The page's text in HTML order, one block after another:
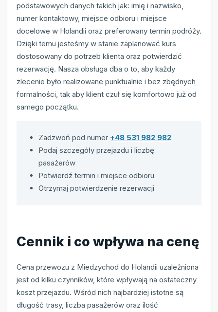
podstawowych danych takich jak: imię i nazwisko,
numer kontaktowy, miejsce odbioru i miejsce
docelowe w Holandii oraz preferowany termin podróży.
Dzięki temu jesteśmy w stanie zaplanować kurs
dostosowany do potrzeb klienta oraz potwierdzić
rezerwację. Nasza obsługa dba o to, aby każdy
zlecenie było realizowane punktualnie i bez zbędnych
formalności, tak aby klient czuł się komfortowo już od
samego początku.
Zadzwoń pod numer +48 531 982 982
Podaj szczegóły przejazdu i liczbę
pasażerów
Potwierdź termin i miejsce odbioru
Otrzymaj potwierdzenie rezerwacji
Cennik i co wpływa na cenę
Cena przewozu z Miedzychod do Holandii uzależniona
jest od kilku czynników, które wpływają na ostateczny
koszt przejazdu. Wśród nich najbardziej istotne są
długość trasy, liczba pasażerów oraz ilość